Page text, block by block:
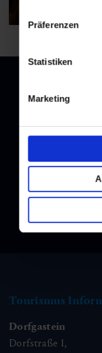
Präferenzen
Statistiken
Marketing
Melden Sie sich bei
Tourismus
Dorfgastein
Dorfstraße 1,